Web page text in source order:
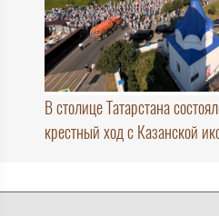
В столице Татарстана
крестный ход с Казанской